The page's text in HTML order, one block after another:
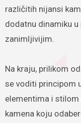
različitih nijansi
dodatnu dinamiku
zanimljivijim.
Na kraju, prilikom
se voditi principom
elementima i stilom
kamena koju